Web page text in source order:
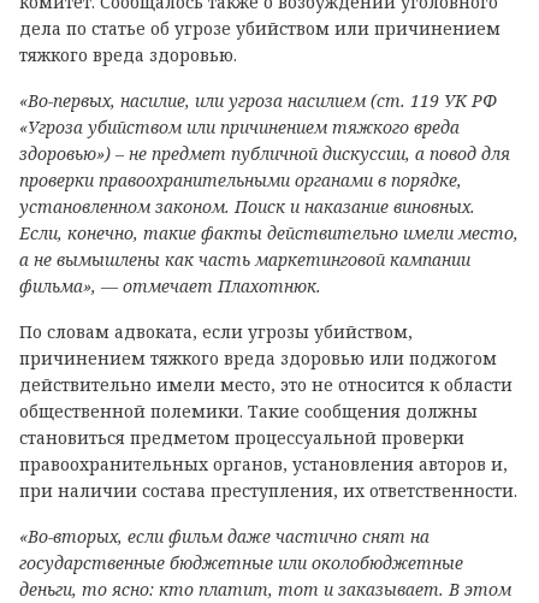
дела по статье об угрозе убийством или причинением
тяжкого вреда здоровью.
«Во-первых, насилие, или угроза насилием (ст. 119 УК РФ
«Угроза убийством или причинением тяжкого вреда
здоровью») – не предмет публичной дискуссии, а повод для
проверки правоохранительными органами в порядке,
установленном законом. Поиск и наказание виновных.
Если, конечно, такие факты действительно имели место,
а не вымышлены как часть маркетинговой кампании
фильма», — отмечает Плахотнюк.
По словам адвоката, если угрозы убийством,
причинением тяжкого вреда здоровью или поджогом
действительно имели место, это не относится к области
общественной полемики. Такие сообщения должны
становиться предметом процессуальной проверки
правоохранительных органов, установления авторов и,
при наличии состава преступления, их ответственности.
«Во-вторых, если фильм даже частично снят на
государственные бюджетные или околобюджетные
деньги, то ясно: кто платит, тот и заказывает. В этом